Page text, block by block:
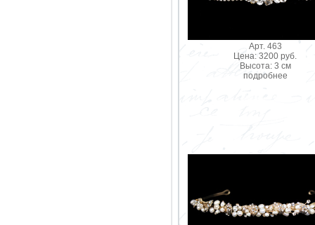
Арт. 463
Цена: 3200 руб.
Высота: 3 см
подробнее